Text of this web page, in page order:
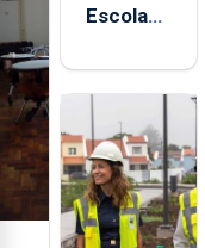
Escola
está de
aos
Açores